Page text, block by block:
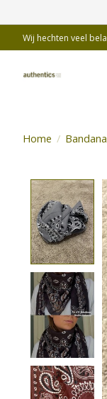
Wij hechten veel
Home /